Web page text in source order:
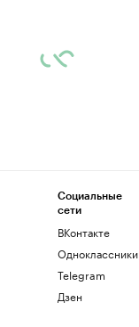
Социальные
сети
ВКонтакте
Одноклассники
Telegram
Дзен